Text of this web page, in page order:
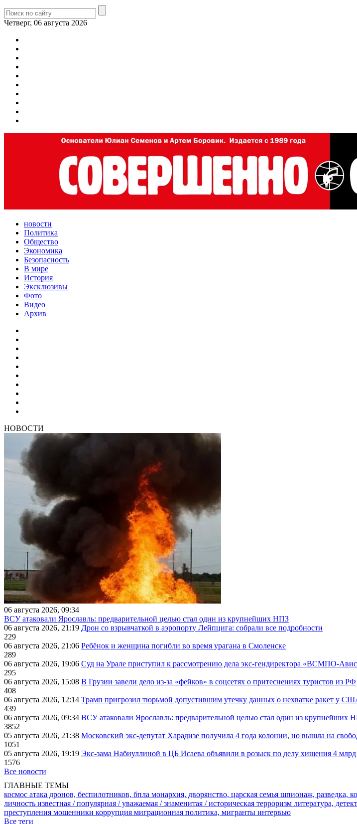
Четверг, 06 августа 2026
новости
Политика
Общество
Экономика
Безопасность
В мире
История
Эксклюзивы
Фото
Видео
Архив
НОВОСТИ
06 августа 2026, 09:34
ВСУ атаковали Ярославль: предварительной целью стал один из крупнейших НПЗ
06 августа 2026, 21:19 Дрон со взрывчаткой в аэропорту Лейпцига: собрали все подробности
229
06 августа 2026, 21:06 Ребёнок и женщина погибли во время урагана в Смоленске
289
06 августа 2026, 19:06 Суд на Урале приступил к рассмотрению дела экс-гендиректора «ВСМПО-
295
06 августа 2026, 15:08 В Грузии завели дело из-за «фейков» в соцсетях о притеснениях туристов из РФ
408
06 августа 2026, 12:14 Трамп пригрозил тюрьмой допустившим утечку данных о нехватке ракет у
439
06 августа 2026, 09:34 ВСУ атаковали Ярославль: предварительной целью стал один из крупнейших
3852
05 августа 2026, 21:38 Московский экс-депутат Харадизе получила 4 года колонии, но вышла на
1051
05 августа 2026, 19:19 Экс-зама Набиуллиной в ЦБ Исаева объявили в розыск по делу хищения 4 млрд
1576
Все новости
ГЛАВНЫЕ ТЕМЫ
космос атака дронов, беспилотников, бпла монархия, дворянство, царская семья шпионаж, разведка,
личность известная / популярная / уважаемая / знаменитая / историческая терроризм литература,
преступления мошенники коррупция миграционная политика, мигранты интервью
Все теги